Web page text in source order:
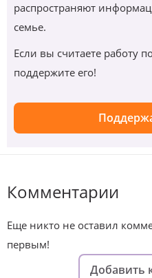
распространяют
семье.
Если вы считаете работу
поддержите его!
Комментарии
Еще никто не оставил
первым!
Добавить